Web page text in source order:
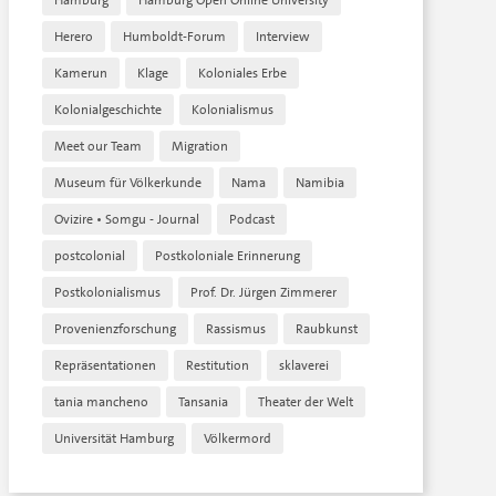
Herero Humboldt-Forum Interview
Kamerun Klage Koloniales Erbe
Kolonialgeschichte Kolonialismus
Meet our Team Migration
Museum für Völkerkunde Nama Namibia
Ovizire • Somgu - Journal Podcast
postcolonial Postkoloniale Erinnerung
Postkolonialismus Prof. Dr. Jürgen Zimmerer
Provenienzforschung Rassismus Raubkunst
Repräsentationen Restitution sklaverei
tania mancheno Tansania Theater der Welt
Universität Hamburg Völkermord